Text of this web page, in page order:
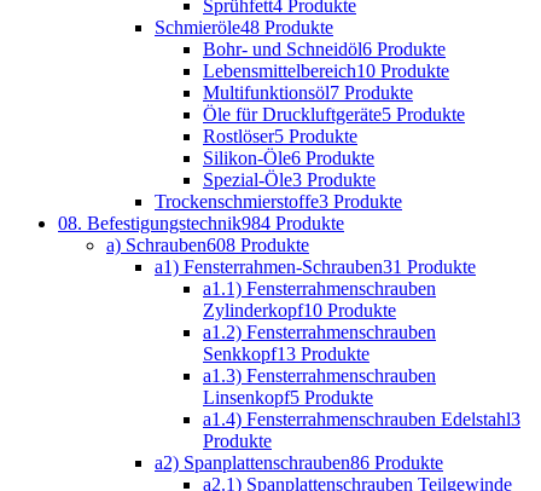
Sprühfett4 Produkte
Schmieröle48 Produkte
Bohr- und Schneidöl6 Produkte
Lebensmittelbereich10 Produkte
Multifunktionsöl7 Produkte
Öle für Druckluftgeräte5 Produkte
Rostlöser5 Produkte
Silikon-Öle6 Produkte
Spezial-Öle3 Produkte
Trockenschmierstoffe3 Produkte
08. Befestigungstechnik984 Produkte
a) Schrauben608 Produkte
a1) Fensterrahmen-Schrauben31 Produkte
a1.1) Fensterrahmenschrauben
Zylinderkopf10 Produkte
a1.2) Fensterrahmenschrauben
Senkkopf13 Produkte
a1.3) Fensterrahmenschrauben
Linsenkopf5 Produkte
a1.4) Fensterrahmenschrauben Edelstahl3
Produkte
a2) Spanplattenschrauben86 Produkte
a2.1) Spanplattenschrauben Teilgewinde